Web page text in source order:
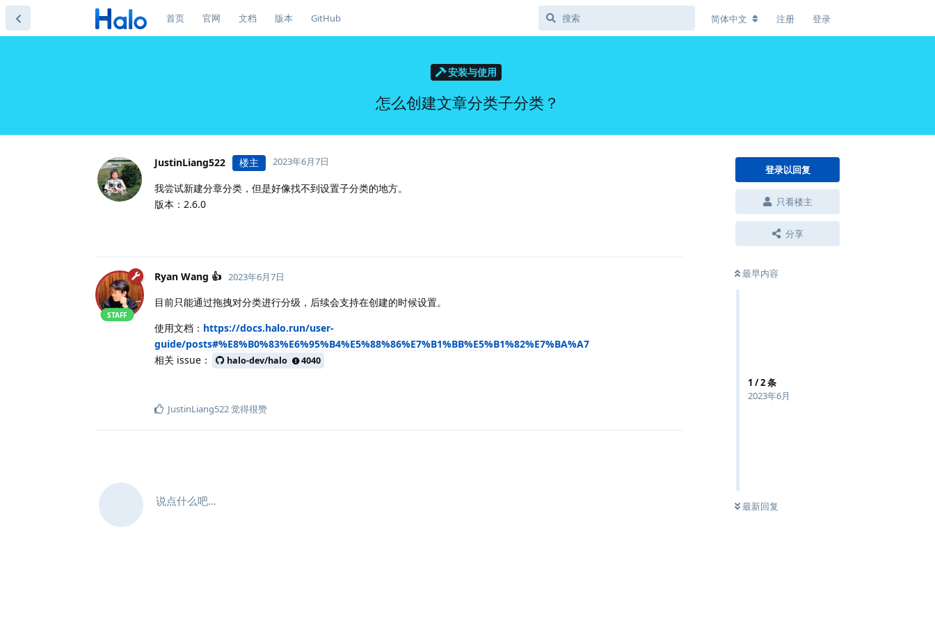
首页 官网 文档 版本 GitHub 简体中文 注册 登录
安装与使用
怎么创建文章分类子分类？
登录以回复
只看楼主
分享
最早内容
1 /2条
2023年6月
最新回复
JustinLiang522 楼主 2023年6月7日
我尝试新建分章分类，但是好像找不到设置子分类的地方。
版本：2.6.0
Ryan Wang 👍
STAFF
2023年6月7日
目前只能通过拖拽对分类进行分级，后续会支持在创建的时候设置。
使用文档： https://docs.halo.run/user-
guide/posts#%E8%B0%83%E6%95%B4%E5%88%86%E7%B1%BB%E5%B1%82%E7%BA%A7
相关 issue：
halo-dev/halo 4040
JustinLiang522觉得很赞
说点什么吧...